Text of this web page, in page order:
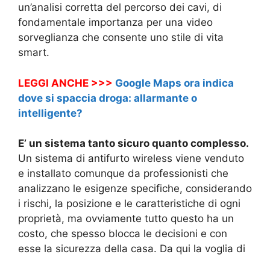
un’analisi corretta del percorso dei cavi, di
fondamentale importanza per una video
sorveglianza che consente uno stile di vita
smart.
LEGGI ANCHE >>> Google Maps ora indica
dove si spaccia droga: allarmante o
intelligente?
E’ un sistema tanto sicuro quanto complesso.
Un sistema di antifurto wireless viene venduto
e installato comunque da professionisti che
analizzano le esigenze specifiche, considerando
i rischi, la posizione e le caratteristiche di ogni
proprietà, ma ovviamente tutto questo ha un
costo, che spesso blocca le decisioni e con
esse la sicurezza della casa. Da qui la voglia di